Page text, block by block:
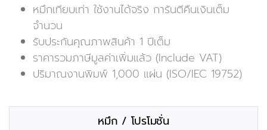
หมึกเทียบเท่า ใช้งานได้จริง การันตีคืนเงินเต็ม
จำนวน
รับประกันคุณภาพสินค้า 1 ปีเต็ม
ราคารวมภาษีมูลค่าเพิ่มแล้ว (Include VAT)
ปริมาณงานพิมพ์ 1,000 แผ่น (ISO/IEC 19752)
หมึก / โปรโมชั่น